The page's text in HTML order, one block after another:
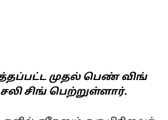
முதல் பெண் விங்
சிங் பெற்றுள்ளார்.